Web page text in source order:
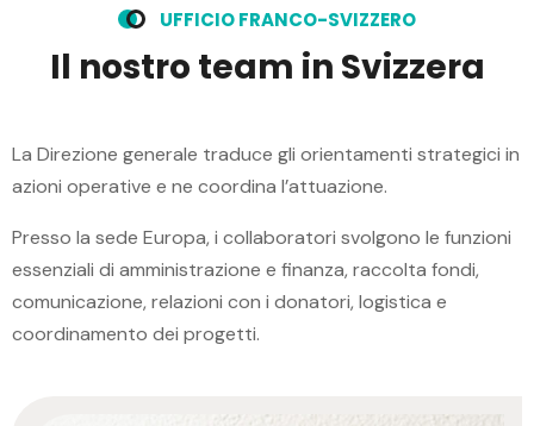
UFFICIOFRANCO-SVIZZERO
Il nostro team in Svizzera
La Direzione generale traduce gli orientamenti strategici in
azioni operative e ne coordina l’attuazione.
Presso la sede Europa, i collaboratori svolgono le funzioni
essenziali di amministrazione e finanza, raccolta fondi,
comunicazione, relazioni con i donatori, logistica e
coordinamento dei progetti.